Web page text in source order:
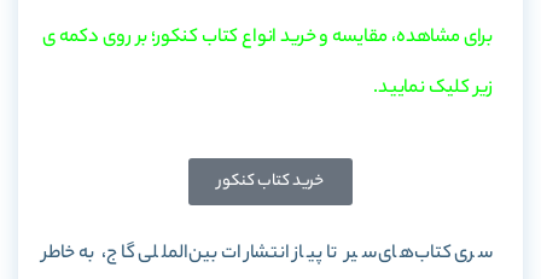
برای مشاهده، مقایسه و خرید انواع کتاب کنکور؛ بر روی دکمه ی
زیر کلیک نمایید.
خرید کتاب کنکور
سری کتاب‌‌های سیر تا پیاز انتشارات بین‌المللی گاج، به خاطر